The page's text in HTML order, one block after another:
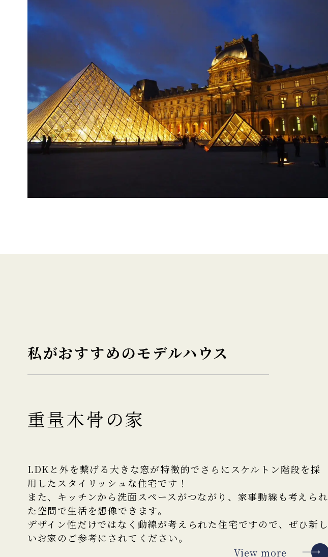
私がおすすめのモデルハウス
重量木骨の家
LDKと外を繋げる大きな窓が特徴的でさらにスケルトン階段を採
用したスタイリッシュな住宅です！
また、キッチンから洗面スペースがつながり、家事動線も考えられ
た空間で生活を想像できます。
デザイン性だけではなく動線が考えられた住宅ですので、ぜひ新し
いお家のご参考にされてください。
View more